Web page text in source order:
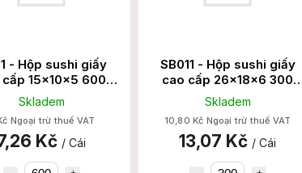
- Hộp sushi giấy
15x10x5 600
Chiếc/Thùng
Skladem
Ngoại trừ thuế VAT
Kč / Cái
SB011 - Hộp sushi giấy
cao cấp 26x18x6 300
Chiếc/Thùng
Skladem
10,80 Kč Ngoại trừ thuế VAT
13,07 Kč / Cái